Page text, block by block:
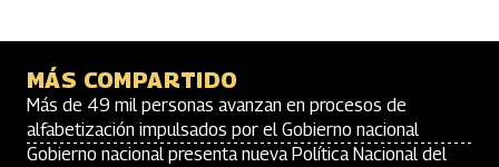
MÁS COMPARTIDO
Más de 49 mil personas avanzan en procesos de
alfabetización impulsados por el Gobierno nacional
Gobierno nacional presenta nueva Política Nacional del